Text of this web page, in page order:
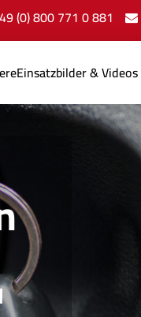
(0) 800 771 0 881
Einsatzbilder & Videos